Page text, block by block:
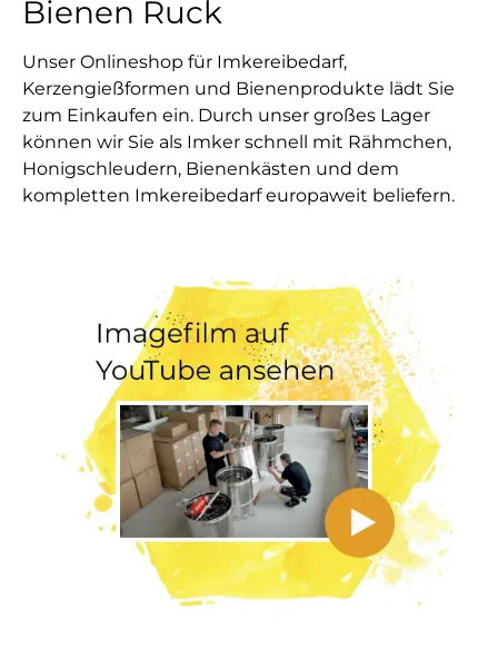
Bienen Ruck
Unser Onlineshop für Imkereibedarf,
Kerzengießformen und Bienenprodukte lädt Sie
zum Einkaufen ein. Durch unser großes Lager
können wir Sie als Imker schnell mit Rähmchen,
Honigschleudern, Bienenkästen und dem
kompletten Imkereibedarf europaweit beliefern.